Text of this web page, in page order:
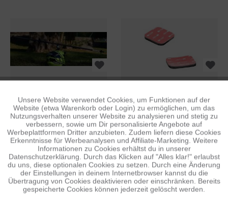
ROTORMOUNT
CONSUMER V3
34,98 €
UVP: 129,95 €1
ISHOXS KLEBEPAD SET
MIT 3M KLEBEBAND
9,98 €
UVP: 19,95 € 1
Funktionale Aktiv
Tracking Inaktiv
Personalisierung Inaktiv
Service Inaktiv
Unsere Website verwendet Cookies, um Funktionen auf der
Website (etwa Warenkorb oder Login) zu ermöglichen, um das
Nutzungsverhalten unserer Website zu analysieren und stetig zu
verbessern, sowie um Dir personalisierte Angebote auf
Werbeplattformen Dritter anzubieten. Zudem liefern diese Cookies
Erkenntnisse für Werbeanalysen und Affiliate-Marketing. Weitere
Informationen zu Cookies erhältst du in unserer
Datenschutzerklärung. Durch das Klicken auf "Alles klar!" erlaubst
du uns, diese optionalen Cookies zu setzen. Durch eine Änderung
der Einstellungen in deinem Internetbrowser kannst du die
Übertragung von Cookies deaktivieren oder einschränken. Bereits
gespeicherte Cookies können jederzeit gelöscht werden.